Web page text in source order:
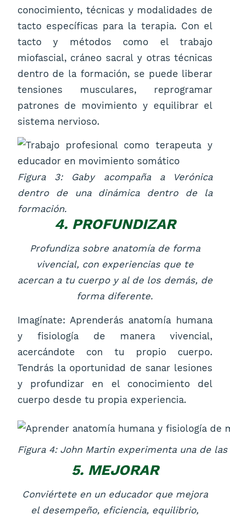
conocimiento, técnicas y modalidades de
tacto específicas para la terapia. Con el
tacto y métodos como el trabajo
miofascial, cráneo sacral y otras técnicas
dentro de la formación, se puede liberar
tensiones musculares, reprogramar
patrones de movimiento y equilibrar el
sistema nervioso.
Figura 3: Gaby acompaña a Verónica
dentro de una dinámica dentro de la
formación.
4. PROFUNDIZAR
Profundiza sobre anatomía de forma
vivencial, con experiencias que te
acercan a tu cuerpo y al de los demás, de
forma diferente.
Imagínate: Aprenderás anatomía humana
y fisiología de manera vivencial,
acercándote con tu propio cuerpo.
Tendrás la oportunidad de sanar lesiones
y profundizar en el conocimiento del
cuerpo desde tu propia experiencia.
Figura 4: John Martin experimenta una de
5. MEJORAR
Conviértete en un educador que mejora
el desempeño, eficiencia, equilibrio,